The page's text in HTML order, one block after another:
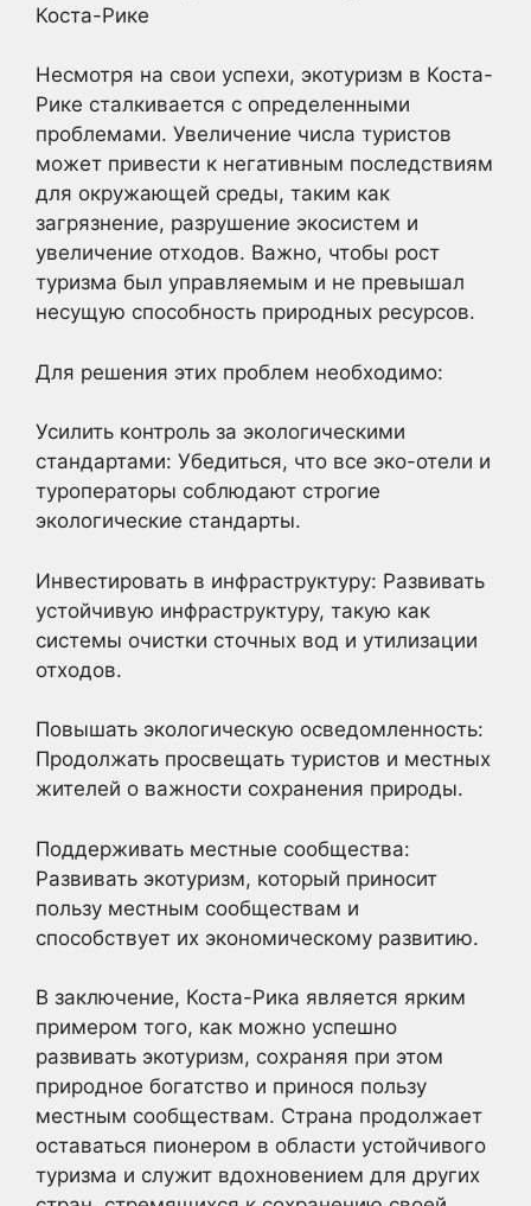
Коста-Рике
Несмотря на свои успехи, экотуризм в Коста-
Рике сталкивается с определенными
проблемами. Увеличение числа туристов
может привести к негативным последствиям
для окружающей среды, таким как
загрязнение, разрушение экосистем и
увеличение отходов. Важно, чтобы рост
туризма был управляемым и не превышал
несущую способность природных ресурсов.
Для решения этих проблем необходимо:
Усилить контроль за экологическими
стандартами: Убедиться, что все эко-отели и
туроператоры соблюдают строгие
экологические стандарты.
Инвестировать в инфраструктуру: Развивать
устойчивую инфраструктуру, такую как
системы очистки сточных вод и утилизации
отходов.
Повышать экологическую осведомленность:
Продолжать просвещать туристов и местных
жителей о важности сохранения природы.
Поддерживать местные сообщества:
Развивать экотуризм, который приносит
пользу местным сообществам и
способствует их экономическому развитию.
В заключение, Коста-Рика является ярким
примером того, как можно успешно
развивать экотуризм, сохраняя при этом
природное богатство и принося пользу
местным сообществам. Страна продолжает
оставаться пионером в области устойчивого
туризма и служит вдохновением для других